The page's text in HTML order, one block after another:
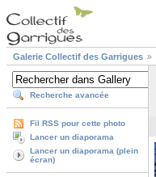
Galerie Collectif des Garrigues
Recherche avancée
Fil RSS pour cette photo
Lancer un diaporama
Lancer un diaporama (plein
écran)